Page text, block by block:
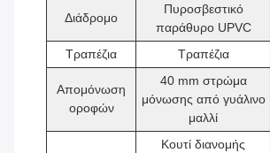
Διάδρομο
Πυροσβεστικό
παράθυρο UPVC
Τραπέζια Τραπέζια
Απομόνωση
οροφών
40 mm στρώμα
μόνωσης από γυάλινο
μαλλί
Κουτί διανομής